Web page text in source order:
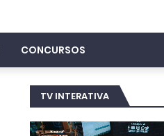
CONCURSOS
TV INTERATIVA